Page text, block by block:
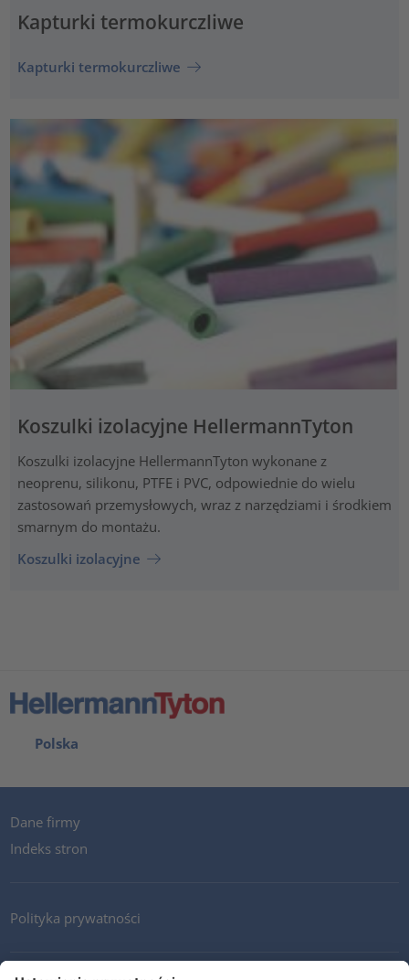
Kapturki termokurczliwe
Kapturki termokurczliwe
Koszulki izolacyjne HellermannTyton
Koszulki izolacyjne HellermannTyton wykonane z
neoprenu, silikonu, PTFE i PVC, odpowiednie do wielu
zastosowań przemysłowych, wraz z narzędziami i środkiem
smarnym do montażu.
Koszulki izolacyjne
Polska
Dane firmy
Indeks stron
Polityka prywatności